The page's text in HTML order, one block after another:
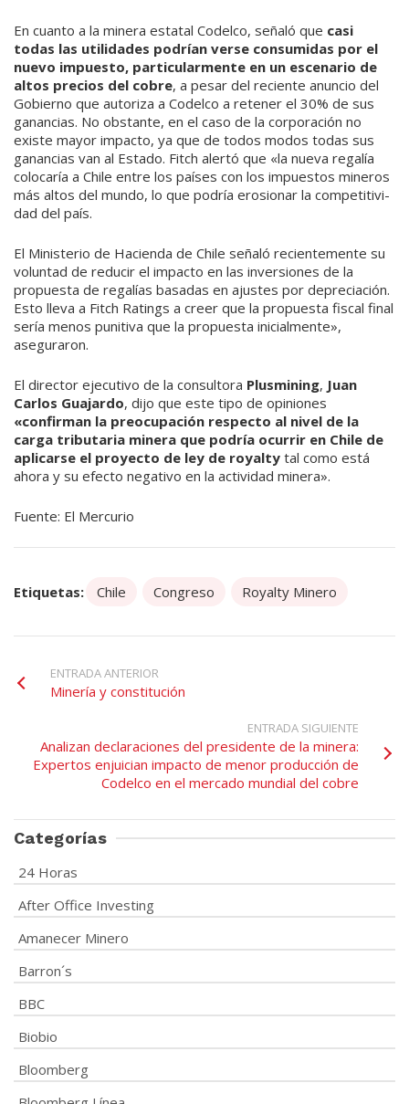
En cuanto a la minera estatal Codelco, señaló que casi
todas las utilidades podrían verse con­sumidas por el
nuevo impuesto, particularmente en un escenario de
altos precios del cobre, a pesar del reciente anuncio del
Gobierno que autoriza a Codelco a retener el 30% de sus
ganancias. No obstante, en el caso de la cor­poración no
existe mayor im­pacto, ya que de todos modos todas sus
ganancias van al Estado. Fitch alertó que «la nueva regalía
colocaría a Chile entre los países con los impuestos mine­ros
más altos del mundo, lo que podría erosionar la competitivi­
dad del país.
El Ministerio de Hacienda de Chile señaló recientemente su
voluntad de reducir el impacto en las inversiones de la
propuesta de regalías basadas en ajustes por depreciación.
Esto lleva a Fitch Ratings a creer que la propuesta fiscal final
sería me­nos punitiva que la propuesta inicialmente»,
aseguraron.
El director ejecutivo de la con­sultora Plusmining, Juan
Carlos Guajardo, dijo que este tipo de opiniones
«confirman la preocupación respecto al nivel de la
carga tributaria minera que po­dría ocurrir en Chile de
aplicarse el proyecto de ley de royalty tal como está
ahora y su efecto ne­gativo en la actividad minera».
Fuente: El Mercurio
Etiquetas: Chile Congreso Royalty Minero
ENTRADA ANTERIOR
Minería y constitución
ENTRADA SIGUIENTE
Analizan declaraciones del presidente de la minera:
Expertos enjuician impacto de menor producción de
Codelco en el mercado mundial del cobre
Categorías
24 Horas
After Office Investing
Amanecer Minero
Barron´s
BBC
Biobio
Bloomberg